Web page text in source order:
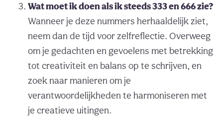
Wat moet ik doen als ik steeds 333 en 666 zie?
Wanneer je deze nummers herhaaldelijk ziet,
neem dan de tijd voor zelfreflectie. Overweeg
om je gedachten en gevoelens met betrekking
tot creativiteit en balans op te schrijven, en
zoek naar manieren om je
verantwoordelijkheden te harmoniseren met
je creatieve uitingen.